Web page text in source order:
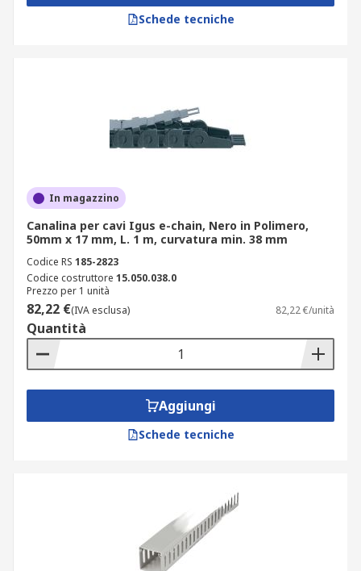
Schede tecniche
In magazzino
Canalina per cavi Igus e-chain, Nero in Polimero,
50mm x 17 mm, L. 1 m, curvatura min. 38 mm
Codice RS 185-2823
Codice costruttore 15.050.038.0
Prezzo per 1 unità
82,22 €(IVA esclusa) 82,22 €/unità
Quantità
Aggiungi
Schede tecniche